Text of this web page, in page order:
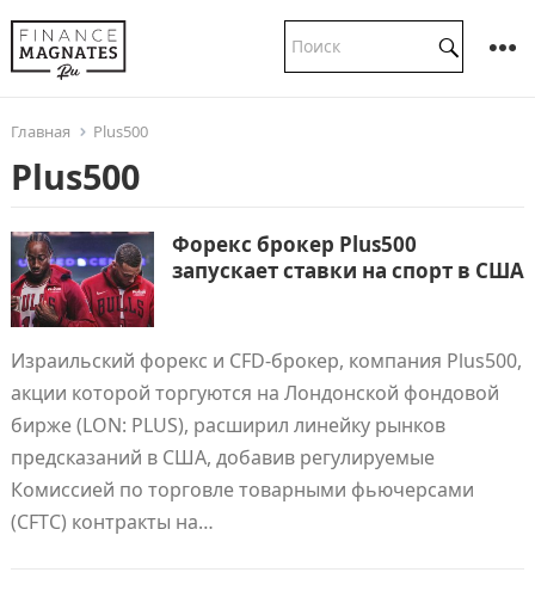
Главная Plus500
Plus500
Форекс брокер Plus500
запускает ставки на спорт в США
Израильский форекс и CFD-брокер, компания Plus500,
акции которой торгуются на Лондонской фондовой
бирже (LON: PLUS), расширил линейку рынков
предсказаний в США, добавив регулируемые
Комиссией по торговле товарными фьючерсами
(CFTC) контракты на…